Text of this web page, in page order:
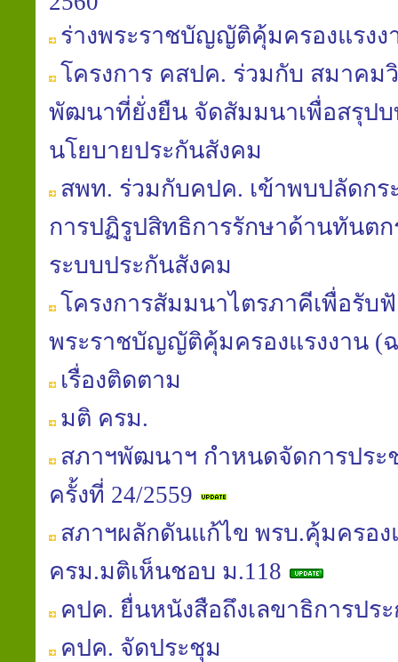
ร่างพระราชบัญญัติคุ้มครองแรงง
โครงการ คสปค. ร่วมกับ สมาคม
พัฒนาที่ยั่งยืน จัดสัมมนาเพื่อสรุปบ
นโยบายประกันสังคม
สพท. ร่วมกับคปค. เข้าพบปลัดกร
การปฏิรูปสิทธิการรักษาด้านทันต
ระบบประกันสังคม
โครงการสัมมนาไตรภาคีเพื่อรับ
พระราชบัญญัติคุ้มครองแรงงาน (
เรื่องติดตาม
มติ ครม.
สภาฯพัฒนาฯ กำหนดจัดการปร
ครั้งที่ 24/2559
สภาฯผลักดันแก้ไข พรบ.คุ้มครอง
ครม.มติเห็นชอบ ม.118
คปค. ยื่นหนังสือถึงเลขาธิการปร
คปค. จัดประชุม